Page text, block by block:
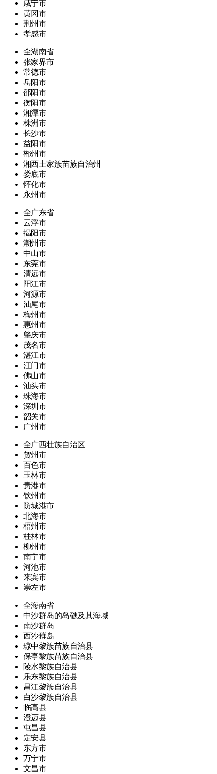
咸宁市
黄冈市
荆州市
孝感市
全湖南省
张家界市
常德市
岳阳市
邵阳市
衡阳市
湘潭市
株洲市
长沙市
益阳市
郴州市
湘西土家族苗族自治州
娄底市
怀化市
永州市
全广东省
云浮市
揭阳市
潮州市
中山市
东莞市
清远市
阳江市
河源市
汕尾市
梅州市
惠州市
肇庆市
茂名市
湛江市
江门市
佛山市
汕头市
珠海市
深圳市
韶关市
广州市
全广西壮族自治区
贺州市
百色市
玉林市
贵港市
钦州市
防城港市
北海市
梧州市
桂林市
柳州市
南宁市
河池市
来宾市
崇左市
全海南省
中沙群岛的岛礁及其海域
南沙群岛
西沙群岛
琼中黎族苗族自治县
保亭黎族苗族自治县
陵水黎族自治县
乐东黎族自治县
昌江黎族自治县
白沙黎族自治县
临高县
澄迈县
屯昌县
定安县
东方市
万宁市
文昌市